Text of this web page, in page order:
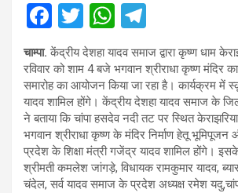
F
a
ce
b
o
o
k
T
wi
tt
er
W
h
at
s
A
p
p
el
e
gr
a
m
चाम्पा. केंद्रीय देशहा यादव समाज द्वारा कृष्ण धाम
रविवार को शाम 4 बजे भगवान श्रीराधा कृष्ण मंदिर
समारोह का आयोजन किया जा रहा है। कार्यक्रम में
यादव शामिल होंगे। केंद्रीय देशहा यादव समाज के
ने बताया कि चांपा हसदेव नदी तट पर स्थित
भगवान श्रीराधा कृष्ण के मंदिर निर्माण हेतू भूमिपूजन
प्रदेश के शिक्षा मंत्री गजेंद्र यादव शामिल होंगे।
श्रीमती कमलेश जांगड़े, विधायक रामकुमार यादव,
चंदेल, सर्व यादव समाज के प्रदेश अध्यक्ष रमेश